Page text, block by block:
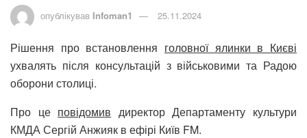
опублікував Infoman1 25.11.2024
Рішення про встановлення головної ялинки в Києві
ухвалять після консультацій з військовими та Радою
оборони столиці.
Про це повідомив директор Департаменту культури
КМДА Сергій Анжияк в ефірі Київ FM.